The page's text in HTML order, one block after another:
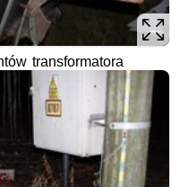
transformatora